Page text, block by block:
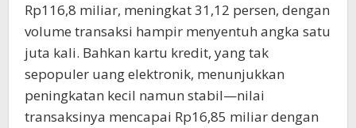
Rp116,8 miliar, meningkat 31,12 persen, dengan
volume transaksi hampir menyentuh angka satu
juta kali. Bahkan kartu kredit, yang tak
sepopuler uang elektronik, menunjukkan
peningkatan kecil namun stabil—nilai
transaksinya mencapai Rp16,85 miliar dengan